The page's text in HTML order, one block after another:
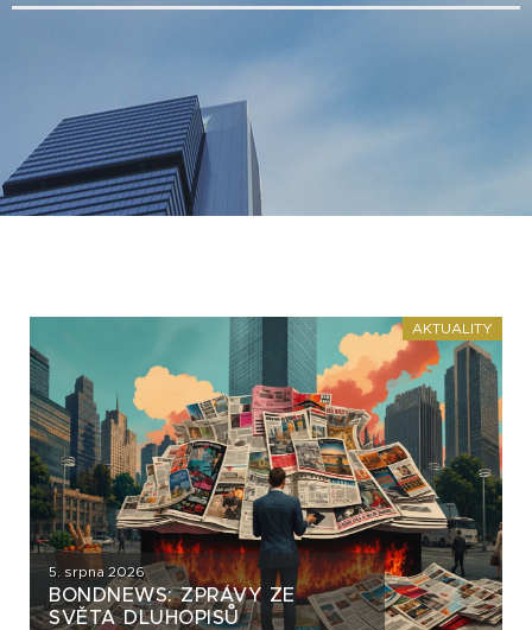
AKTUALITY
5. srpna 2026
BONDNEWS: ZPRÁVY ZE
SVĚTA DLUHOPISŮ